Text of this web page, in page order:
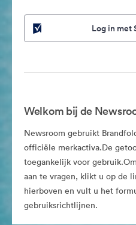
Log in met
Welkom bij de
Newsroom gebruikt
officiële merkactiva.De
toegankelijk voor
aan te vragen, klikt u op de
hierboven en vult u het
gebruiksrichtlijnen.